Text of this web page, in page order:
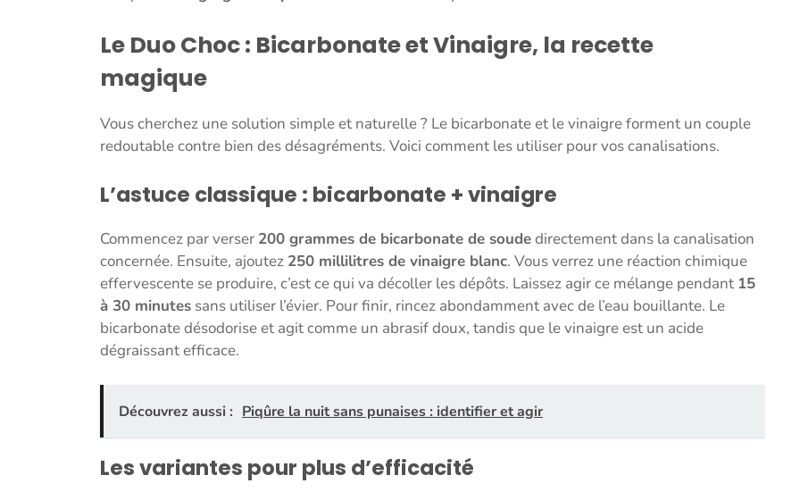
Le Duo Choc : Bicarbonate et Vinaigre, la recette
magique
Vous cherchez une solution simple et naturelle ? Le bicarbonate et le vinaigre forment un couple
redoutable contre bien des désagréments. Voici comment les utiliser pour vos canalisations.
L’astuce classique : bicarbonate + vinaigre
Commencez par verser 200 grammes de bicarbonate de soudedirectement dans la canalisation
concernée. Ensuite, ajoutez 250 millilitres de vinaigre blanc. Vous verrez une réaction chimique
effervescente se produire, c’est ce qui va décoller les dépôts. Laissez agir ce mélange pendant 15
à 30 minutes sans utiliser l’évier. Pour finir, rincez abondamment avec de l’eau bouillante. Le
bicarbonate désodorise et agit comme un abrasif doux, tandis que le vinaigre est un acide
dégraissant efficace.
Découvrez aussi : Piqûre la nuit sans punaises : identifier et agir
Les variantes pour plus d’efficacité